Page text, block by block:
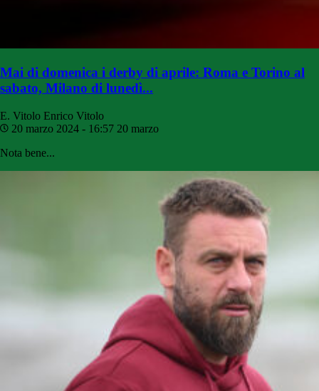
Mai di domenica i derby di aprile: Roma e Torino al
sabato, Milano di lunedì...
E. Vitolo Enrico Vitolo
20 marzo 2024 - 16:57 20 marzo
Nota bene...